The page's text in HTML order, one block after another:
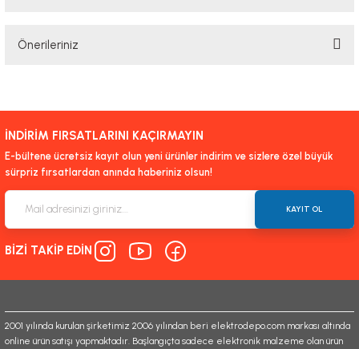
Önerileriniz
yetersiz gördüğünüz noktaları öneri formunu kullanarak tarafımıza
iletebilirsiniz.
Görüş ve önerileriniz için teşekkür ederiz.
Ürün açıklamasında eksik bilgiler bulunuyor.
Ürün bilgilerinde hatalar bulunuyor.
Ürün fiyatı diğer sitelerden daha pahalı.
İNDİRİM FIRSATLARINI KAÇIRMAYIN
E-bültene ücretsiz kayıt olun yeni ürünler indirim ve sizlere özel büyük
sürpriz fırsatlardan anında haberiniz olsun!
KAYIT OL
BİZİ TAKİP EDİN
2001 yılında kurulan şirketimiz 2006 yılından beri elektrodepo.com markası altında
online ürün satışı yapmaktadır. Başlangıçta sadece elektronik malzeme olan ürün